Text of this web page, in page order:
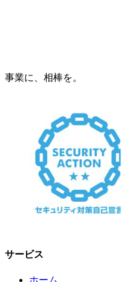
事業に、相棒を。
サービス
ホーム